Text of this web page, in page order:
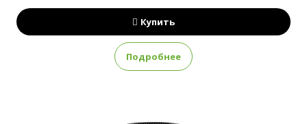
Купить
Подробнее